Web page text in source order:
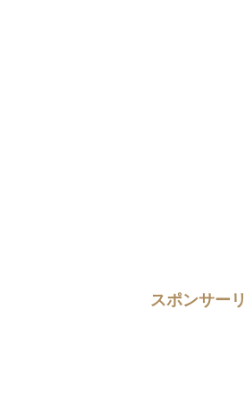
スポンサー